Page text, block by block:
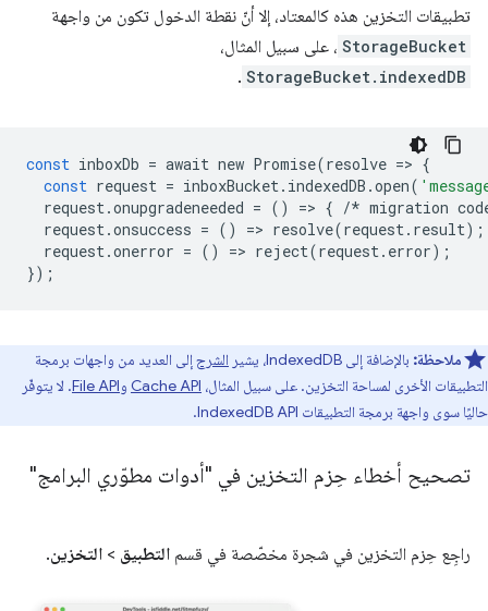
تطبيقات التخزين هذه كالمعتاد، إلا أنّ نقطة الدخول تكون من واجهة
StorageBucket ، على سبيل المثال،
StorageBucket.indexedDB
.
const inboxDb = await new Promise(resolve => {
const request = inboxBucket. indexedDB .open(
request.onupgradeneeded = () => { /* migration
request.onsuccess = () => resolve(request. result);
request.onerror = () => reject(request. error);
});
ملاحظة: بالإضافة إلى IndexedDB، يشير الشرح إلى العديد من واجهات برمجة
التطبيقات الأخرى لمساحة التخزين. على سبيل المثال، Cache API وFile API. لا يتوفّر
حاليًا سوى واجهة برمجة التطبيقات IndexedDB API.
تصحيح أخطاء حِزم التخزين في "أدوات مطوّري البرامج"
راجِع حِزم التخزين في شجرة مخصّصة في قسم التطبيق > التخزين.